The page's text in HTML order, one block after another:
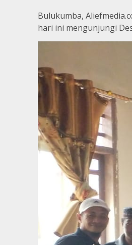
Bulukumba,
hari ini mengunjungi